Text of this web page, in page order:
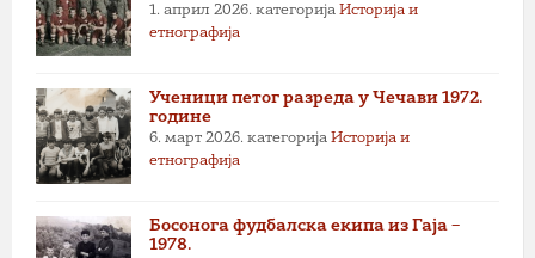
1. април 2026. категорија Историја и
етнографија
Ученици петог разреда у Чечави 1972.
године
6. март 2026. категорија Историја и
етнографија
Босонога фудбалска екипа из Гаја –
1978.